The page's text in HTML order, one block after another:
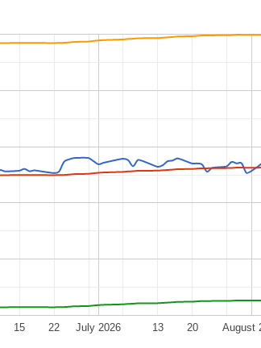
July 2026 August
15 22 13 20